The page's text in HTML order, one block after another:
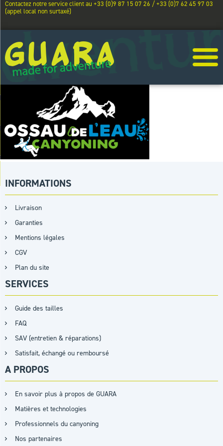
Contactez notre service client au +33 (0)9 87 15 07 26 / +33 (0)7 62 45 97 03
(appel local non surtaxé)
INFORMATIONS
Livraison
Garanties
Mentions légales
CGV
Plan du site
SERVICES
Guide des tailles
FAQ
SAV (entretien & réparations)
Satisfait, échangé ou remboursé
A PROPOS
En savoir plus à propos de GUARA
Matières et technologies
Professionnels du canyoning
Nos partenaires